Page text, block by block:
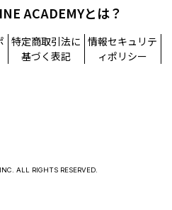
ACADEMYとは？
特定商取引法に
基づく表記
情報セキュリテ
ィポリシー
ALL RIGHTS RESERVED.